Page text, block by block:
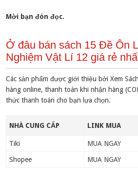
Mời bạn đón đọc.
Ở đâu bán sách 15 Đề Ôn
Nghiệm Vật Lí 12 giá rẻ
Các sản phẩm được giới thiệu bởi Xem
hàng online, thanh toán khi nhận hàng
thức thanh toán cho bạn lựa chọn.
NHÀ CUNG CẤP LINK MUA
Tiki MUA NGAY
Shopee MUA NGAY